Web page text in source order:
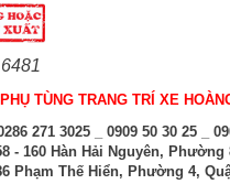
TÙNG TRANG TRÍ XE
271 3025 _ 0909 50 30 25 _
- 160 Hàn Hải Nguyên, Phường
Phạm Thế Hiển, Phường 4,